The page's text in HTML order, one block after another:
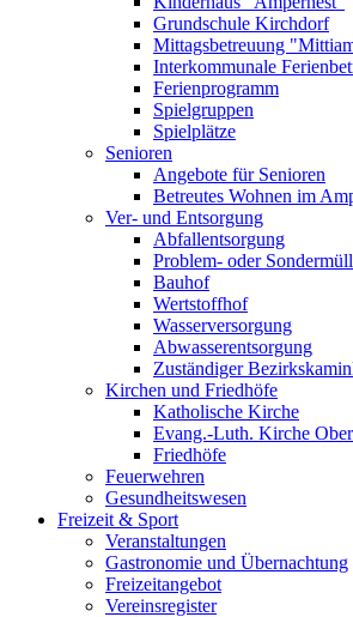
Grundschule Kirchdorf
Mittagsbetreuung
Interkommunale
Ferienprogramm
Spielgruppen
Spielplätze
Senioren
Angebote für Senioren
Betreutes Wohnen im
Ver- und Entsorgung
Abfallentsorgung
Problem- oder Sondermüll
Bauhof
Wertstoffhof
Wasserversorgung
Abwasserentsorgung
Zuständiger
Kirchen und Friedhöfe
Katholische Kirche
Evang.-Luth. Kirche
Friedhöfe
Feuerwehren
Gesundheitswesen
Freizeit & Sport
Veranstaltungen
Gastronomie und Übernachtung
Freizeitangebot
Vereinsregister